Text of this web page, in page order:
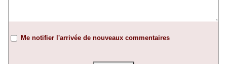
Me notifier l'arrivée de nouveaux commentaires